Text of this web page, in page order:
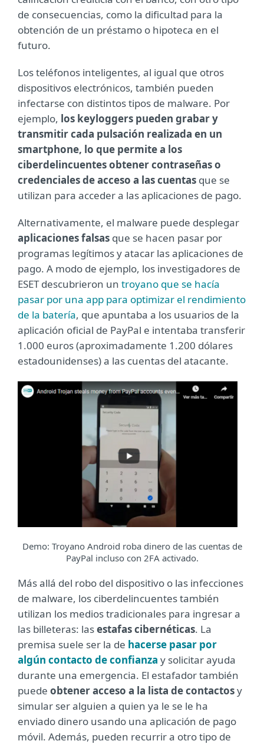
de consecuencias, como la dificultad para la
obtención de un préstamo o hipoteca en el
futuro.
Los teléfonos inteligentes, al igual que otros
dispositivos electrónicos, también pueden
infectarse con distintos tipos de malware. Por
ejemplo, los keyloggers pueden grabar y
transmitir cada pulsación realizada en un
smartphone, lo que permite a los
ciberdelincuentes obtener contraseñas o
credenciales de acceso a las cuentas que se
utilizan para acceder a las aplicaciones de pago.
Alternativamente, el malware puede desplegar
aplicaciones falsas que se hacen pasar por
programas legítimos y atacar las aplicaciones de
pago. A modo de ejemplo, los investigadores de
ESET descubrieron un troyano que se hacía
pasar por una app para optimizar el rendimiento
de la batería, que apuntaba a los usuarios de la
aplicación oficial de PayPal e intentaba transferir
1.000 euros (aproximadamente 1.200 dólares
estadounidenses) a las cuentas del atacante.
Demo: Troyano Android roba dinero de las cuentas de
PayPal incluso con 2FA activado.
Más allá del robo del dispositivo o las infecciones
de malware, los ciberdelincuentes también
utilizan los medios tradicionales para ingresar a
las billeteras: lasestafas cibernéticas. La
premisa suele ser la de hacerse pasar por
algún contacto de confianza y solicitar ayuda
durante una emergencia. El estafador también
puede obtener acceso a la lista de contactosy
simular ser alguien a quien ya le se le ha
enviado dinero usando una aplicación de pago
móvil. Además, pueden recurrir a otro tipo de